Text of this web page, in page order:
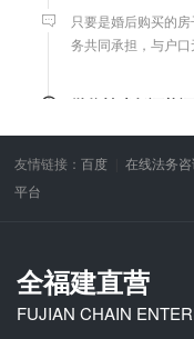
务共同承担，与户口
微信转账凭证能
等问题实现作出约定
友情链接：百度 在线法务咨
平台
全福建直营
FUJIAN CHAIN